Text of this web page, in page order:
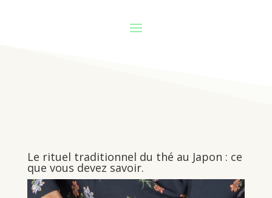
Le rituel traditionnel du thé au Japon : ce
que vous devez savoir.